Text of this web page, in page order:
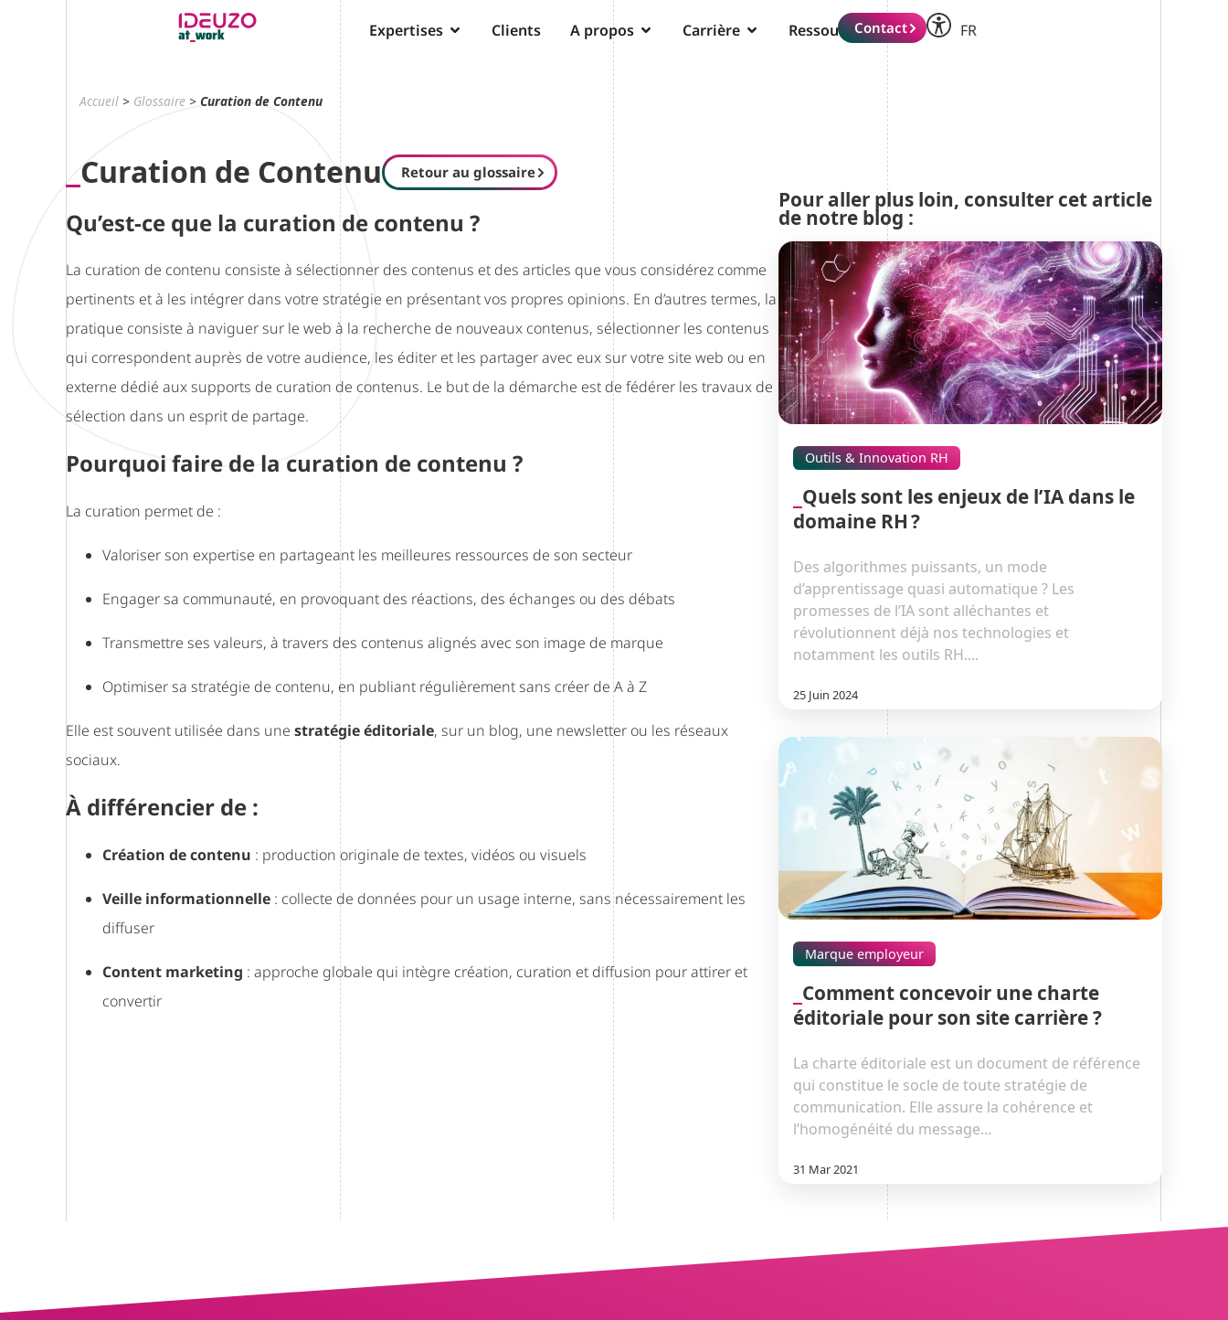
Expertises Clients A propos Carrière RessourcesContact FR
DE
Accueil > Glossaire >Curation de Contenu
Curation de Contenu Retour au glossaire
Qu’est-ce que la curation de contenu ?
La curation de contenu consiste à sélectionner des contenus et des articles que vous considérez comme
pertinents et à les intégrer dans votre stratégie en présentant vos propres opinions. En d’autres termes, la
pratique consiste à naviguer sur le web à la recherche de nouveaux contenus, sélectionner les contenus
qui correspondent auprès de votre audience, les éditer et les partager avec eux sur votre site web ou en
externe dédié aux supports de curation de contenus. Le but de la démarche est de fédérer les travaux de
sélection dans un esprit de partage.
Pourquoi faire de la curation de contenu ?
La curation permet de :
Valoriser son expertise en partageant les meilleures ressources de son secteur
Engager sa communauté, en provoquant des réactions, des échanges ou des débats
Transmettre ses valeurs, à travers des contenus alignés avec son image de marque
Optimiser sa stratégie de contenu, en publiant régulièrement sans créer de A à Z
Elle est souvent utilisée dans une stratégie éditoriale, sur un blog, une newsletter ou les réseaux
sociaux.
À différencier de :
Création de contenu : production originale de textes, vidéos ou visuels
Veille informationnelle : collecte de données pour un usage interne, sans nécessairement les
diffuser
Content marketing : approche globale qui intègre création, curation et diffusion pour attirer et
convertir
Pour aller plus loin, consulter cet article
de notre blog :
Outils & Innovation RH
Quels sont les enjeux de l’IA dans le
domaine RH ?
Des algorithmes puissants, un mode
d’apprentissage quasi automatique ? Les
promesses de l’IA sont alléchantes et
révolutionnent déjà nos technologies et
notamment les outils RH....
25 Juin 2024
Marque employeur
Comment concevoir une charte
éditoriale pour son site carrière ?
La charte éditoriale est un document de référence
qui constitue le socle de toute stratégie de
communication. Elle assure la cohérence et
l’homogénéité du message...
31 Mar 2021